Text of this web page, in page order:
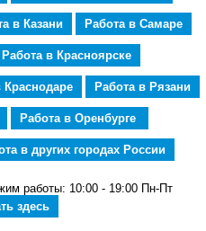
в Казани Работа в Самаре
Работа в Красноярске
Краснодаре Работа в Рязани
Работа в Оренбурге
в других городах России
работы: 10:00 - 19:00 Пн-Пт
здесь